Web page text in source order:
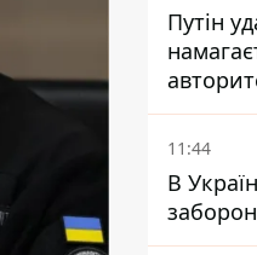
Путін
тиском -
11:44
В